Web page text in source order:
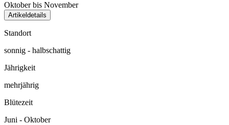
Oktober bis November
Artikeldetails
Standort
sonnig - halbschattig
Jährigkeit
mehrjährig
Blütezeit
Juni - Oktober